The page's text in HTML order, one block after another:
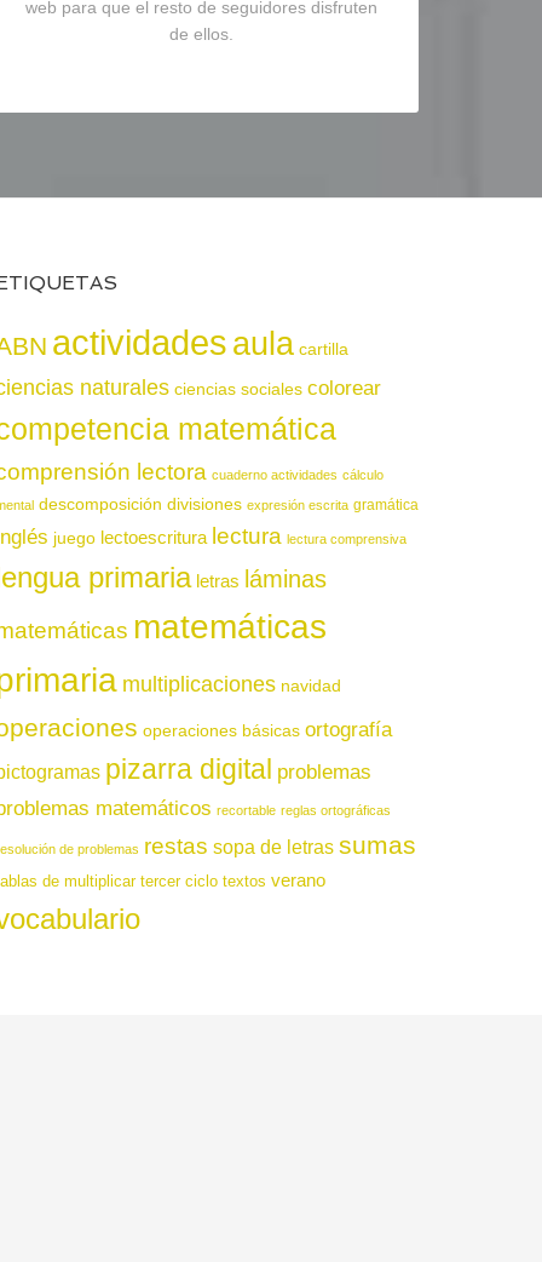
web para que el resto de seguidores disfruten
de ellos.
actividadesaula cartilla
naturales ciencias sociales colorear
matemática
lectora cuaderno actividades cálculo
descomposición divisiones expresión escrita gramática
juego lectoescritura lectura lectura comprensiva
primaria letras láminas
matemáticas
multiplicaciones navidad
operaciones básicas ortografía
pizarra digital problemas
matemáticos recortable reglas ortográficas
de problemas restas sopa de letras sumas
de multiplicar tercer ciclo textos verano